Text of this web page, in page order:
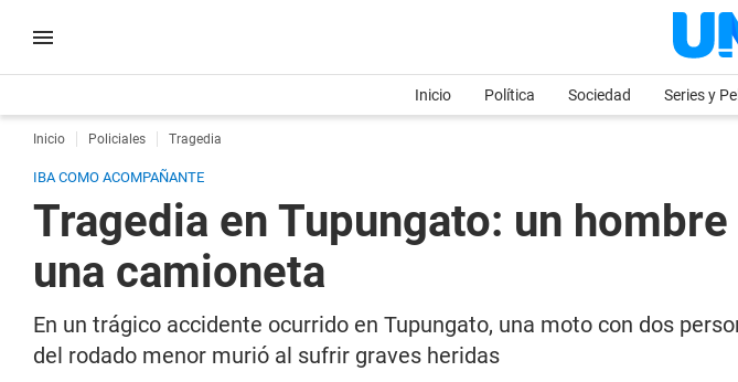
Inicio Política Sociedad Series y
Inicio Policiales Tragedia
IBA COMO ACOMPAÑANTE
Tragedia en Tupungato: un
una camioneta
En un trágico accidente ocurrido en Tupungato, una moto con dos
del rodado menor murió al sufrir graves heridas